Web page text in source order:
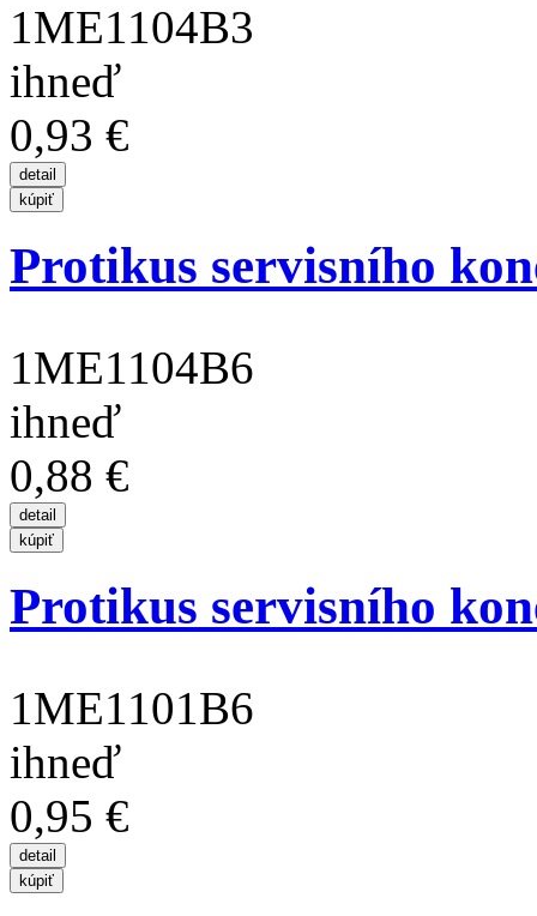
1ME1104B3
ihneď
0,93 €
Protikus servisního
1ME1104B6
ihneď
0,88 €
Protikus servisního
1ME1101B6
ihneď
0,95 €